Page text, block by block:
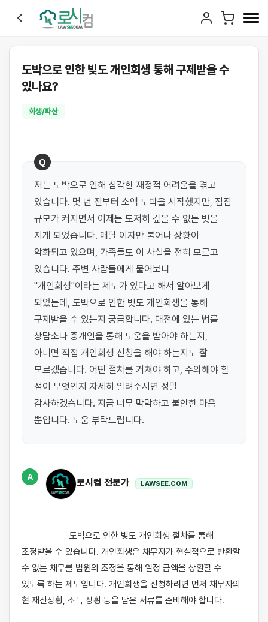
도박으로 인한 빚도 개인회생 통해 구제받을 수
있나요?
회생/파산
Q
저는 도박으로 인해 심각한 재정적 어려움을 겪고
있습니다. 몇 년 전부터 소액 도박을 시작했지만, 점점
규모가 커지면서 이제는 도저히 갚을 수 없는 빚을
지게 되었습니다. 매달 이자만 불어나 상황이
악화되고 있으며, 가족들도 이 사실을 전혀 모르고
있습니다. 주변 사람들에게 물어보니
"개인회생"이라는 제도가 있다고 해서 알아보게
되었는데, 도박으로 인한 빚도 개인회생을 통해
구제받을 수 있는지 궁금합니다. 대전에 있는 법률
상담소나 중개인을 통해 도움을 받아야 하는지,
아니면 직접 개인회생 신청을 해야 하는지도 잘
모르겠습니다. 어떤 절차를 거쳐야 하고, 주의해야 할
점이 무엇인지 자세히 알려주시면 정말
감사하겠습니다. 지금 너무 막막하고 불안한 마음
뿐입니다. 도움 부탁드립니다.
A
로시컴 전문가 LAWSEE.COM
조정받을 수 있습니다. 개인회생은 채무자가 현실적으로 반환할
수 없는 채무를 법원의 조정을 통해 일정 금액을 상환할 수
있도록 하는 제도입니다. 개인회생을 신청하려면 먼저 채무자의
현 재산상황, 소득 상황 등을 담은 서류를 준비해야 합니다.